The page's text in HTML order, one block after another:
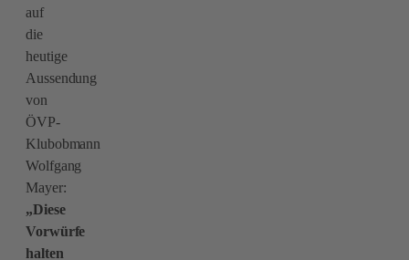
auf
die
heutige
Aussendung
von
ÖVP-
Klubobmann
Wolfgang
Mayer:
„Diese
Vorwürfe
halten